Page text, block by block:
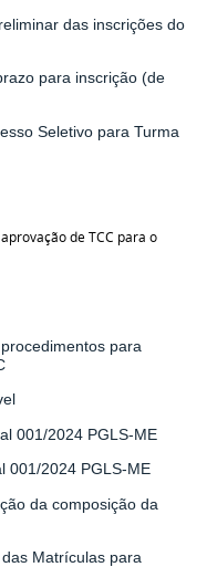
das inscrições do
para inscrição (de
Seletivo para Turma
de TCC para o
para
001/2024 PGLS-ME
001/2024 PGLS-ME
da composição da
Matrículas para